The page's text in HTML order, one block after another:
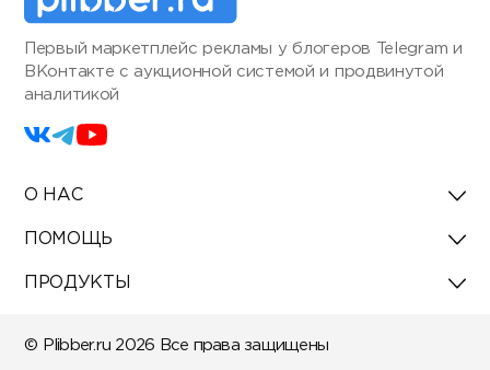
Первый маркетплейс рекламы у блогеров Telegram и
ВКонтакте с аукционной системой и продвинутой
аналитикой
О НАС
ПОМОЩЬ
ПРОДУКТЫ
© Plibber.ru 2026 Все права защищены